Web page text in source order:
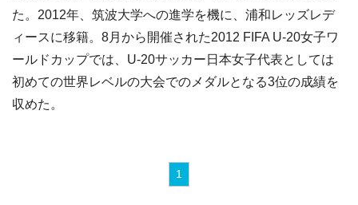
た。2012年、筑波大学への進学を機に、浦和レッズレデ
ィースに移籍。8月から開催された2012 FIFA U-20女子ワ
ールドカップでは、U-20サッカー日本女子代表としては
初めての世界レベルの大会でのメダルとなる3位の成績を
収めた。
1